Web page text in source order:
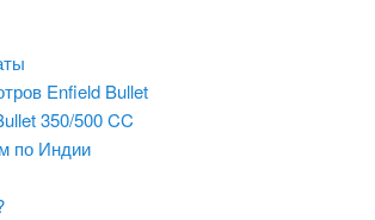
Enfield Bullet
350/500 CC
по Индии